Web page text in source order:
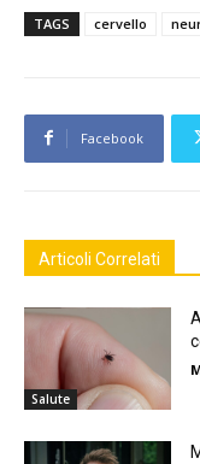
TAGS cervello
Facebook
Articoli Correlati
Salute